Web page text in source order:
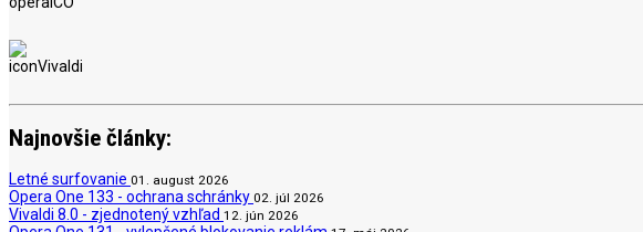
Najnovšie články:
Letné surfovanie 01. august 2026
Opera One 133 - ochrana schránky 02. júl 2026
Vivaldi 8.0 - zjednotený vzhľad 12. jún 2026